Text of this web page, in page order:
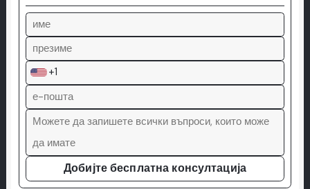
+1
Добијте бесплатна консултација